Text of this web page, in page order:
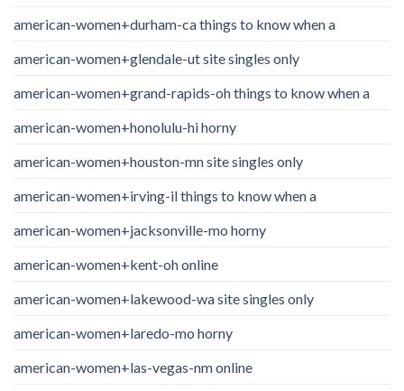
american-women+durham-ca things to know when a
american-women+glendale-ut site singles only
american-women+grand-rapids-oh things to know when a
american-women+honolulu-hi horny
american-women+houston-mn site singles only
american-women+irving-il things to know when a
american-women+jacksonville-mo horny
american-women+kent-oh online
american-women+lakewood-wa site singles only
american-women+laredo-mo horny
american-women+las-vegas-nm online